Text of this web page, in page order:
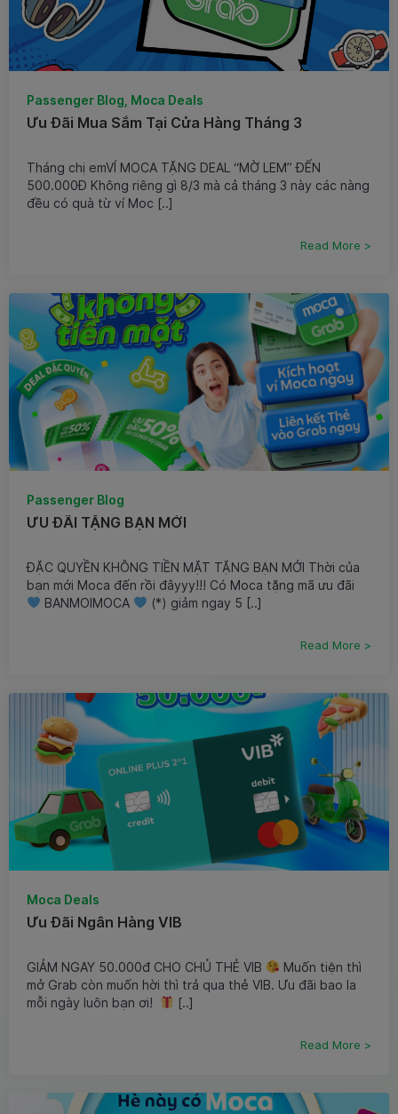
Passenger Blog, Moca Deals
Ưu Đãi Mua Sắm Tại Cửa Hàng Tháng 3
Tháng chị emVÍ MOCA TẶNG DEAL “MỜ LEM” ĐẾN
500.000Đ Không riêng gì 8/3 mà cả tháng 3 này các nàng
đều có quà từ ví Moc [..]
Read More >
Passenger Blog
ƯU ĐÃI TẶNG BẠN MỚI
ĐẶC QUYỀN KHÔNG TIỀN MẶT TẶNG BẠN MỚI Thời của
bạn mới Moca đến rồi đâyyy!!! Có Moca tặng mã ưu đãi
BANMOIMOCA
(*) giảm ngay 5 [..]
Read More >
Moca Deals
Ưu Đãi Ngân Hàng VIB
GIẢM NGAY 50.000đ CHO CHỦ THẺ VIB
Muốn tiện thì
mở Grab còn muốn hời thì trả qua thẻ VIB. Ưu đãi bao la
mỗi ngày luôn bạn ơi!
[..]
Read More >